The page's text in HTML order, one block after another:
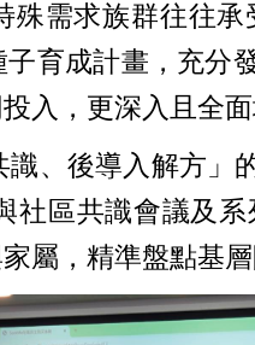
需求族群往往
育成計畫，充
入，更深入且全
、後導入解方」
社區共識會議及
屬，精準盤點基層